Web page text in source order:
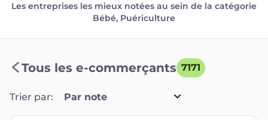
Les entreprises les mieux notées au sein de la catégorie
Bébé, Puériculture
Tous les e-commerçants 7171
Trier par: Par note